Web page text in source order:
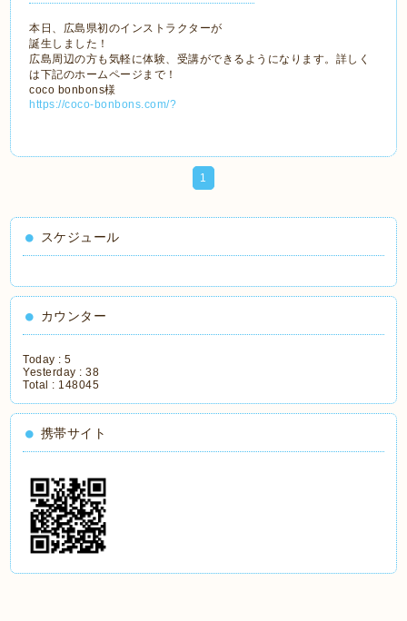
本日、広島県初のインストラクターが
誕生しました！
広島周辺の方も気軽に体験、受講ができるようになります。詳しく
は下記のホームページまで！
coco bonbons様
https://coco-bonbons.com/?
1
スケジュール
カウンター
Today :5
Yesterday :38
Total : 148045
携帯サイト